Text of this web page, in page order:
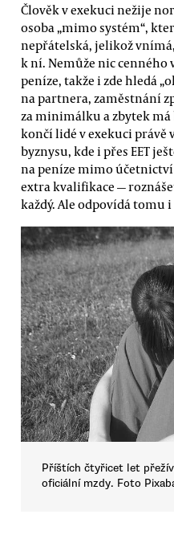
Člověk v exekuci nežije
osoba „mimo systém“,
nepřátelská, jelikož
k ní. Nemůže nic
peníze, takže i zde hledá
na partnera, zaměstnání
za minimálku a zbytek
končí lidé v exekuci právě
byznysu, kde i přes EET
na peníze mimo
extra kvalifikace —
každý. Ale odpovídá tomu i
Příštích čtyřicet let
oficiální mzdy. Foto